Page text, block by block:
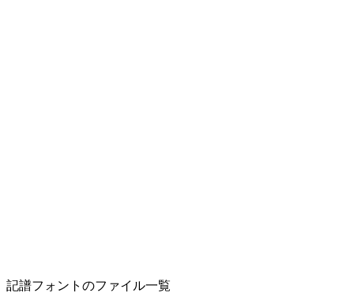
記譜フォントのファイル一覧